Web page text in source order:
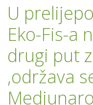
U
Eko-Fis-a
drugi put
,održava